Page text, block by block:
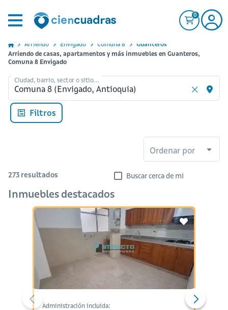
0
Arriendo Envigado Comuna 8
Guanteros
Arriendo de casas, apartamentos y más inmuebles en Guanteros,
Comuna 8 Envigado
Ciudad, barrio, sector o sitio...
Filtros
Ordenar por
273 resultados Buscar cerca de mi
Inmuebles destacados
Administración incluida: